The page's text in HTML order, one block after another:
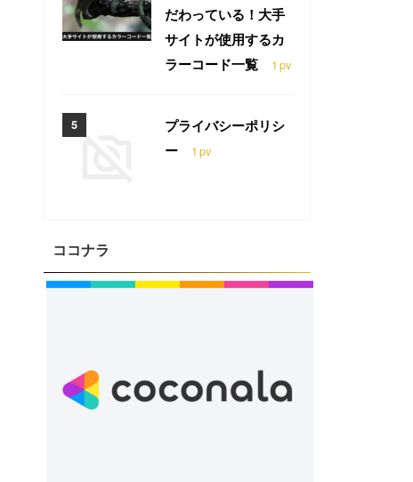
だわっている！大手
サイトが使用するカ
ラーコード一覧
1 pv
プライバシーポリシ
ー
1 pv
ココナラ